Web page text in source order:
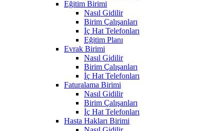
Eğitim Birimi
Nasıl Gidilir
Birim Çalışanları
İç Hat Telefonları
Eğitim Planı
Evrak Birimi
Nasıl Gidilir
Birim Çalışanları
İç Hat Telefonları
Faturalama Birimi
Nasıl Gidilir
Birim Çalışanları
İç Hat Telefonları
Hasta Hakları Birimi